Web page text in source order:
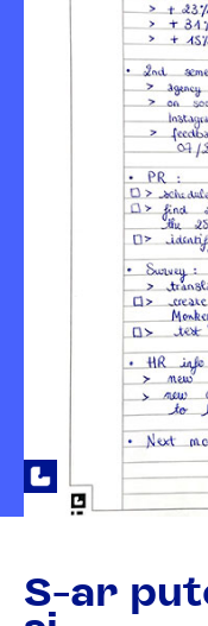
S-ar